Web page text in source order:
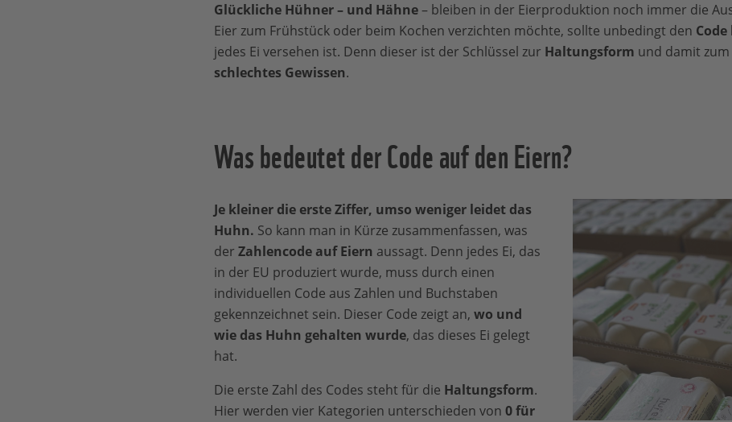
Glückliche Hühner – und Hähne– bleiben in der Eierproduktion noch immer die
Eier zum Frühstück oder beim Kochen verzichten möchte, sollte unbedingt den
jedes Ei versehen ist. Denn dieser ist der Schlüssel zur Haltungsform und damit zum
schlechtes Gewissen.
Was bedeutet der Code auf den Eiern?
Je kleiner die erste Ziffer, umso weniger leidet das
Huhn. So kann man in Kürze zusammenfassen, was
der Zahlencode auf Eiern aussagt. Denn jedes Ei, das
in der EU produziert wurde, muss durch einen
individuellen Code aus Zahlen und Buchstaben
gekennzeichnet sein. Dieser Code zeigt an, wo und
wie das Huhn gehalten wurde, das dieses Ei gelegt
hat.
Die erste Zahl des Codes steht für die Haltungsform.
Hier werden vier Kategorien unterschieden von 0 für